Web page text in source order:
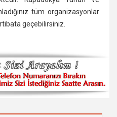
tüm organizasyonlar
geçebilirsiniz.